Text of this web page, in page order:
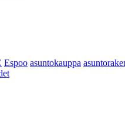
Espoo asuntokauppa